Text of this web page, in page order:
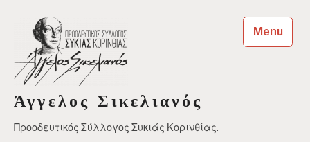
content
Άγγελος Σικελιανός
Προοδευτικός Σύλλογος Συκιάς Κορινθίας.
Menu